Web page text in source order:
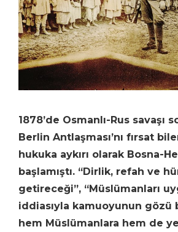
1878’de Osmanlı-Rus savaşı
Berlin Antlaşması’nı fırsat
hukuka aykırı olarak Bosna-
başlamıştı. “Dirlik, refah ve
getireceği”, “Müslümanları
iddiasıyla kamuoyunun gözü
hem Müslümanlara hem de